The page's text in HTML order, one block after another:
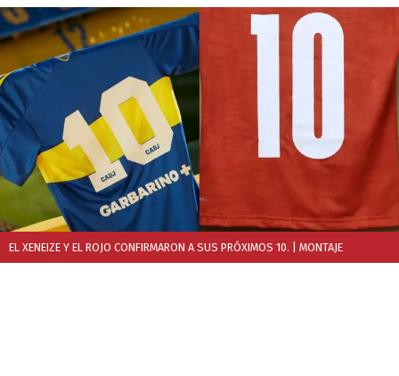
EL XENEIZE Y EL ROJO CONFIRMARON A SUS PRÓXIMOS 10. | MONTAJE